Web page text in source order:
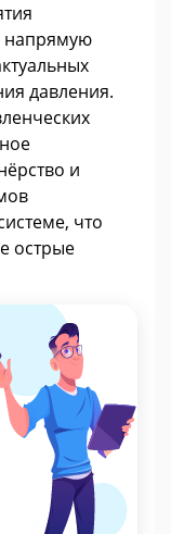
напрямую
давления.
и
что
острые